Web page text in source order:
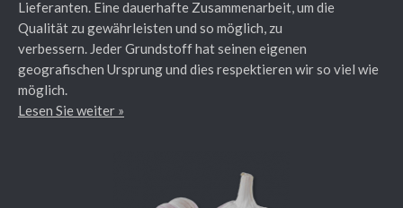
Lieferanten. Eine dauerhafte Zusammenarbeit, um die
Qualität zu gewährleisten und so möglich, zu
verbessern. Jeder Grundstoff hat seinen eigenen
geografischen Ursprung und dies respektieren wir so viel wie
möglich.
Lesen Sie weiter »